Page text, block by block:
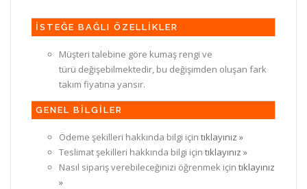
İSTEĞE BAĞLI ÖZELLİKLER
Müşteri talebine göre kumaş rengi ve
türü değişebilmektedir, bu değişimden oluşan fark
takım fiyatına yansır.
GENEL BİLGİLER
Ödeme şekilleri hakkında bilgi için tıklayınız »
Teslimat şekilleri hakkında bilgi için tıklayınız »
Nasıl sipariş verebileceğinizi öğrenmek için tıklayınız
»